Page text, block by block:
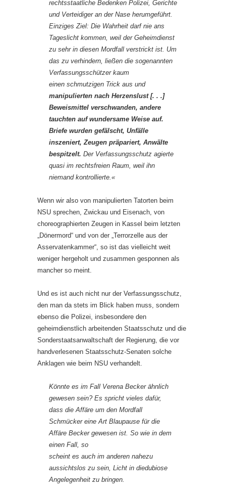
rechtsstaatliche Bedenken Polizei, Gerichte
und Verteidiger an der Nase herumgeführt.
Einziges Ziel: Die Wahrheit darf nie ans
Tageslicht kommen, weil der Geheimdienst
zu sehr in diesen Mordfall verstrickt ist. Um
das zu verhindern, ließen die sogenannten
Verfassungsschützer kaum
einen schmutzigen Trick aus und
manipulierten nach Herzenslust [. . .]
Beweismittel verschwanden, andere
tauchten auf wundersame Weise auf.
Briefe wurden gefälscht, Unfälle
inszeniert, Zeugen prä­pariert, Anwälte
bespitzelt. Der Verfassungsschutz agierte
quasi im rechtsfreien Raum, weil ihn
niemand kontrollierte.«
Wenn wir also von manipulierten Tatorten beim
NSU sprechen, Zwickau und Eisenach, von
choreographierten Zeugen in Kassel beim letzten
„Dönermord“ und von der „Terrorzelle aus der
Asservatenkammer“, so ist das vielleicht weit
weniger hergeholt und zusammen gesponnen als
mancher so meint.
Und es ist auch nicht nur der Verfassungsschutz,
den man da stets im Blick haben muss, sondern
ebenso die Polizei, insbesondere den
geheimdienstlich arbeitenden Staatsschutz und die
Sonderstaatsanwaltschaft der Regierung, die vor
handverlesenen Staatsschutz-Senaten solche
Anklagen wie beim NSU verhandelt.
Könnte es im Fall Verena Becker ähnlich
gewesen sein? Es spricht vieles dafür,
dass die Affäre um den Mordfall
Schmücker eine Art Blaupause für die
Affäre Becker gewesen ist. So wie in dem
einen Fall, so
scheint es auch im anderen nahezu
aussichtslos zu sein, Licht in diedubiose
Angelegenheit zu bringen.